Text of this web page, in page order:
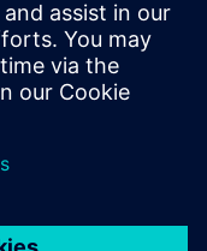
effektbrytere
tjenester